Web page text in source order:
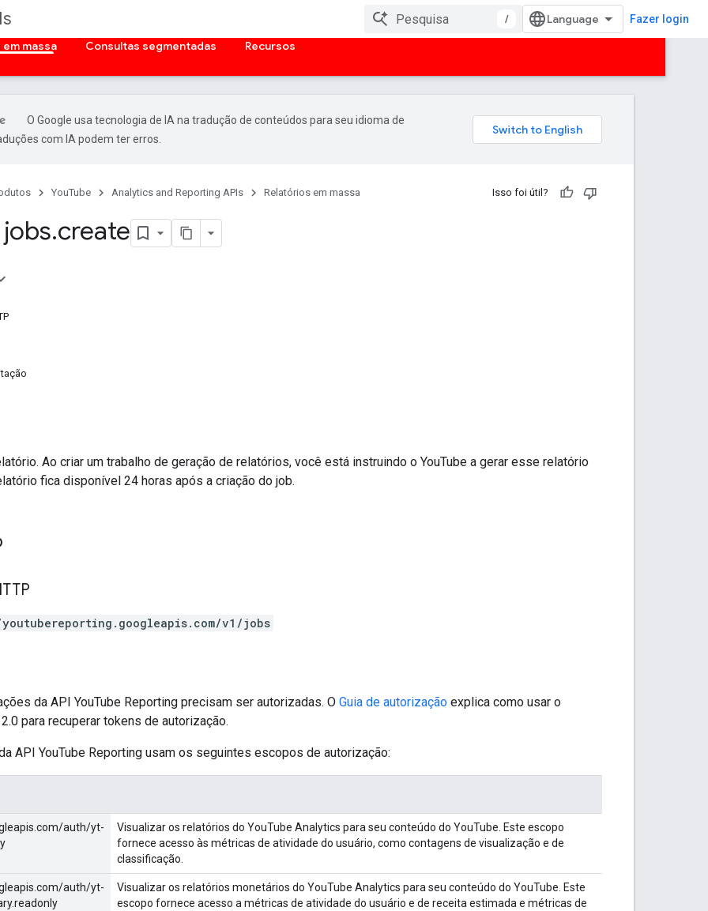
/ Fazer login
em massa Consultas segmentadas Recursos
O Google usa tecnologia de IA na tradução de conteúdos para seu idioma de
com IA podem ter erros.
YouTube Analytics and Reporting APIs Relatórios em massa Isso foi útil?
jobs.create
Ao criar um trabalho de geração de relatórios, você está instruindo o YouTube a gerar esse relatório
fica disponível 24 horas após a criação do job.
youtubereporting.googleapis.com/v1/jobs
da API YouTube Reporting precisam ser autorizadas. O Guia de autorização explica como usar o
2.0 para recuperar tokens de autorização.
API YouTube Reporting usam os seguintes escopos de autorização:
auth/yt-
Visualizar os relatórios do YouTube Analytics para seu conteúdo do YouTube. Este escopo
fornece acesso às métricas de atividade do usuário, como contagens de visualização e de
classificação.
auth/yt-
Visualizar os relatórios monetários do YouTube Analytics para seu conteúdo do YouTube. Este
escopo fornece acesso a métricas de atividade do usuário e de receita estimada e métricas de